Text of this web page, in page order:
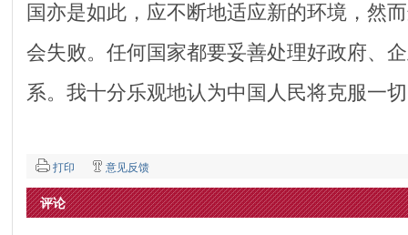
国亦是如此，应不断地适应新的环境，然
会失败。任何国家都要妥善处理好政府、
系。我十分乐观地认为中国人民将克服一
打印 意见反馈
评论